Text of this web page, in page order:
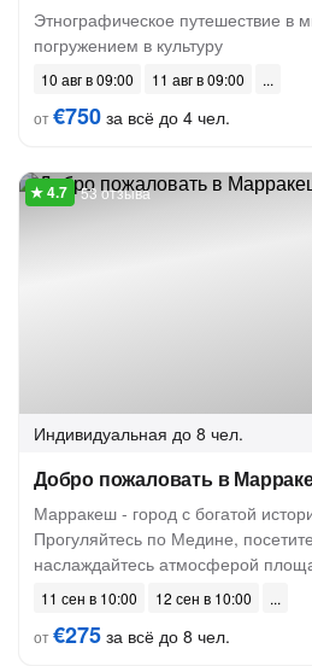
Этнографическое путешествие в
погружением в культуру
10 авг в 09:00
11 авг в 09:00
от€750 за всё до 4 чел.
53 отзыва
Индивидуальная до 8 чел.
Добро пожаловать в
Марракеш - город с богатой
Прогуляйтесь по Медине,
наслаждайтесь атмосферой
11 сен в 10:00
12 сен в 10:00
от€275 за всё до 8 чел.